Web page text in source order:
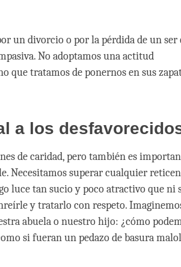
un divorcio o por la pérdida de un ser
No adoptamos una actitud
que tratamos de ponernos en sus
a los
de caridad, pero también es
Necesitamos superar cualquier
luce tan sucio y poco atractivo que ni
y tratarlo con respeto.
abuela o nuestro hijo: ¿cómo
si fueran un pedazo de basura